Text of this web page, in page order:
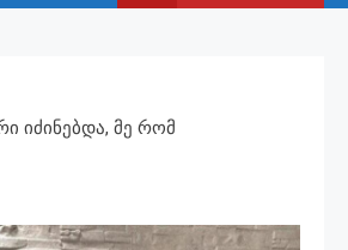
Იძინებდა, Მე Რომ